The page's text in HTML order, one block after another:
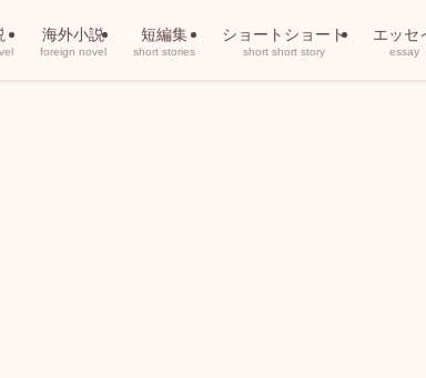
海外小説
foreign novel
短編集
short stories
ショートショート
short short story
エッセ
essay